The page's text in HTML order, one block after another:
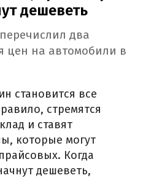
дешеветь
два
цен на автомобили в
становится все
стремятся
и ставят
которые могут
Когда
дешеветь,